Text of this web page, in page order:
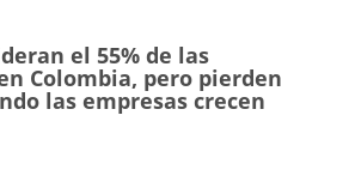
el 55% de las
Colombia, pero pierden
las empresas crecen